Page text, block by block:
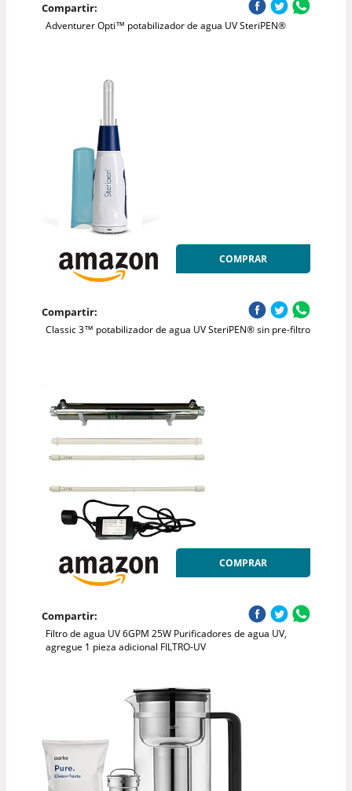
Compartir:
Adventurer Opti™ potabilizador de agua UV SteriPEN®
COMPRAR
Compartir:
Classic 3™ potabilizador de agua UV SteriPEN® sin pre-filtro
COMPRAR
Compartir:
Filtro de agua UV 6GPM 25W Purificadores de agua UV,
agregue 1 pieza adicional FILTRO-UV